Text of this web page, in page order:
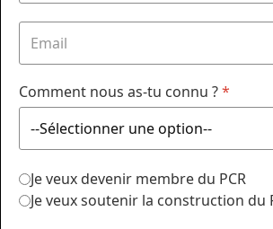
Comment nous as-tu connu ?*
Je veux devenir membre du PCR
Je veux soutenir la construction du